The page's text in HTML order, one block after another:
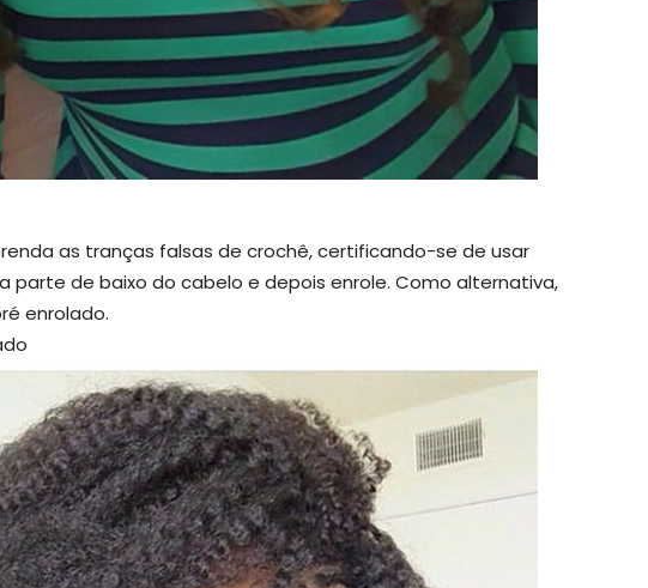
as tranças falsas de crochê, certificando-se de usar
parte de baixo do cabelo e depois enrole. Como alternativa,
enrolado.